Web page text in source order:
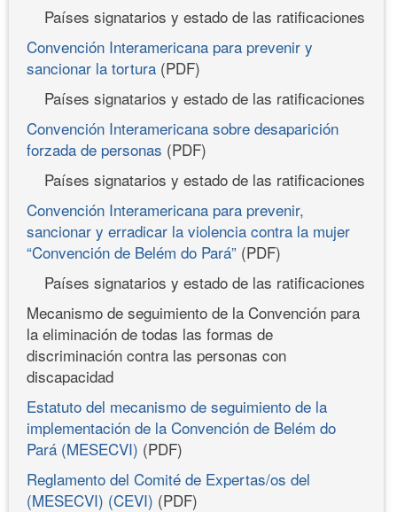
Países signatarios y estado de las ratificaciones
Convención Interamericana para prevenir y
sancionar la tortura (PDF)
Países signatarios y estado de las ratificaciones
Convención Interamericana sobre desaparición
forzada de personas (PDF)
Países signatarios y estado de las ratificaciones
Convención Interamericana para prevenir,
sancionar y erradicar la violencia contra la mujer
“Convención de Belém do Pará” (PDF)
Países signatarios y estado de las ratificaciones
Mecanismo de seguimiento de la Convención para
la eliminación de todas las formas de
discriminación contra las personas con
discapacidad
Estatuto del mecanismo de seguimiento de la
implementación de la Convención de Belém do
Pará (MESECVI) (PDF)
Reglamento del Comité de Expertas/os del
(MESECVI) (CEVI) (PDF)